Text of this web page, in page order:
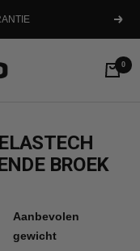
0
BROEK
Aanbevolen
gewicht